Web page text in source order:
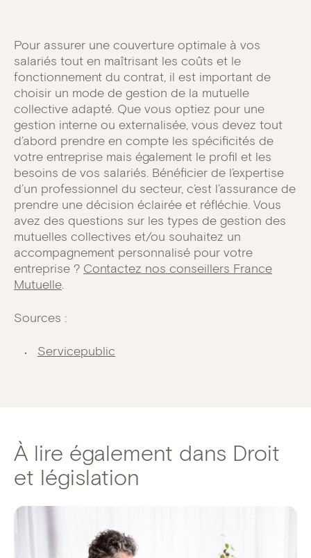
Pour assurer une couverture optimale à vos
salariés tout en maîtrisant les coûts et le
fonctionnement du contrat, il est important de
choisir un mode de gestion de la mutuelle
collective adapté. Que vous optiez pour une
gestion interne ou externalisée, vous devez tout
d’abord prendre en compte les spécificités de
votre entreprise mais également le profil et les
besoins de vos salariés. Bénéficier de l’expertise
d’un professionnel du secteur, c’est l’assurance de
prendre une décision éclairée et réfléchie. Vous
avez des questions sur les types de gestion des
mutuelles collectives et/ou souhaitez un
accompagnement personnalisé pour votre
entreprise ? Contactez nos conseillers France
Mutuelle.
Sources :
Servicepublic
À lire également dans Droit
et législation